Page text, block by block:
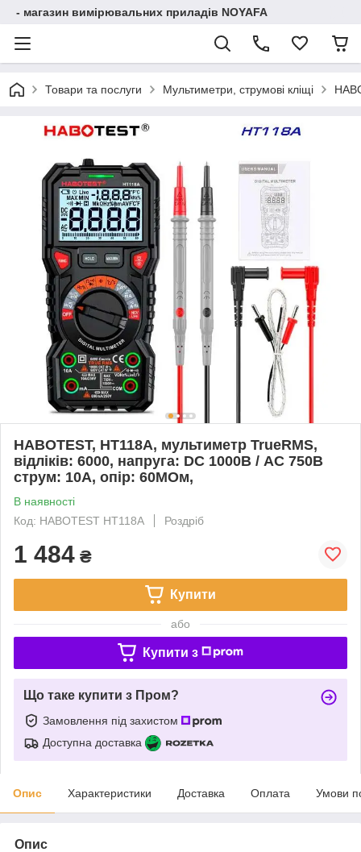
- магазин вимірювальних приладів NOYAFA
Товари та послуги Мультиметри, струмові кліщі
HABOTEST, HT118A, мультиметр TrueRMS,
відліків: 6000, напруга: DC 1000В / AC 750В
струм: 10А, опір: 60МОм,
В наявності
Код: HABOTEST HT118A
Роздріб
1 484 ₴
Купити
або
Купити з
Що таке купити з Пром?
Замовлення під захистом
Доступна доставка
Опис Характеристики Доставка Оплата Умови
Опис